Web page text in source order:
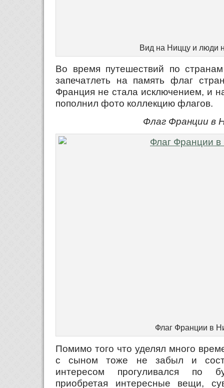
Вид на Ниццу и люди
Во время путешествий по
запечатлеть на память флаг
Франция не стала исключением, и
пополнил фото коллекцию флагов.
Флаг Франции в
Флаг Франции в
Помимо того что уделял много
с сыном тоже не забыл и
интересом прогуливался по
приобретая интересные вещи,